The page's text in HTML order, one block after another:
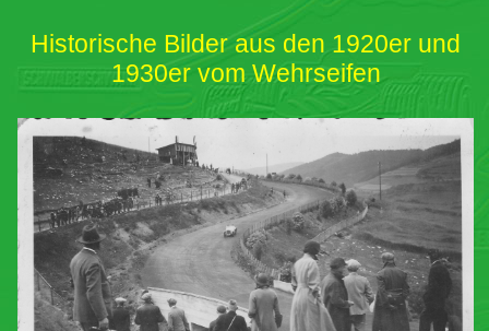
Historische Bilder aus den 1920er und
1930er vom Wehrseifen